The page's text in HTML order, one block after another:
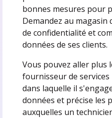
bonnes mesures pour
Demandez au magasin
de confidentialité et
données de ses clients.
Vous pouvez aller plus
fournisseur de
dans laquelle il
données et précise les
auxquelles un